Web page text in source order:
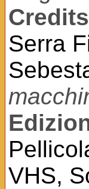
Serra
VHS,